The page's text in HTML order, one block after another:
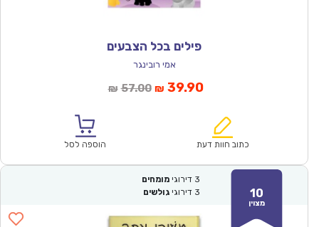
פילים בכל הצבעים
אמי רובינגר
₪ 57.00המחיר
₪57.00.
₪ 39.90המחיר
הוא:
כתוב חוות דעת הוספה לסל
10
מצוין
3 דירוגי מומחים
3 דירוגי גולשים